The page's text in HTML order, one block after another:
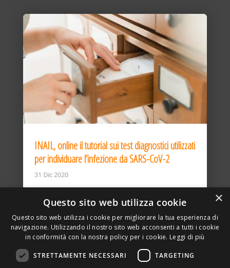
INAIL, online il tutorial sui test diagnostici utilizzati
per individuare l’infezione da SARS-CoV-2
31 Dic 2020
×
Questo sito web utilizza cookie
Questo sito web utilizza i cookie per migliorare la tua esperienza di
navigazione. Utilizzando il nostro sito web acconsenti a tutti i cookie
in conformità con la nostra policy per i cookie. Leggi di più
STRETTAMENTE NECESSARI TARGETING